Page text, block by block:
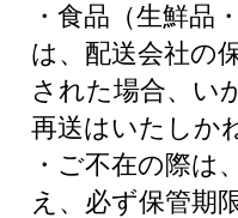
・食品（生鮮品
は、配送会社の
された場合、い
再送はいたしか
・ご不在の際は
え、必ず保管期